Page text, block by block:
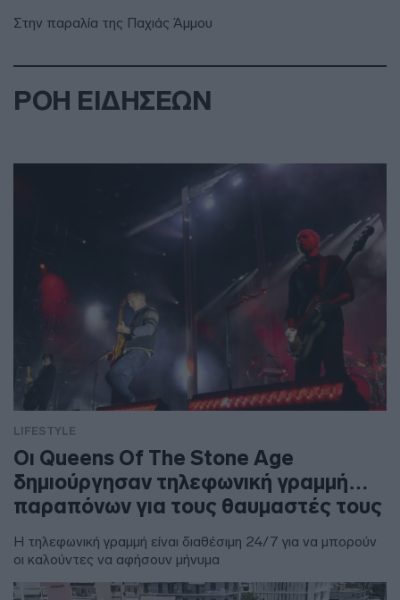
Στην παραλία της Παχιάς Άμμου
ΡΟΗ ΕΙΔΗΣΕΩΝ
LIFESTYLE
Οι Queens Of The Stone Age
δημιούργησαν τηλεφωνική γραμμή…
παραπόνων για τους θαυμαστές τους
Η τηλεφωνική γραμμή είναι διαθέσιμη 24/7 για να μπορούν
οι καλούντες να αφήσουν μήνυμα